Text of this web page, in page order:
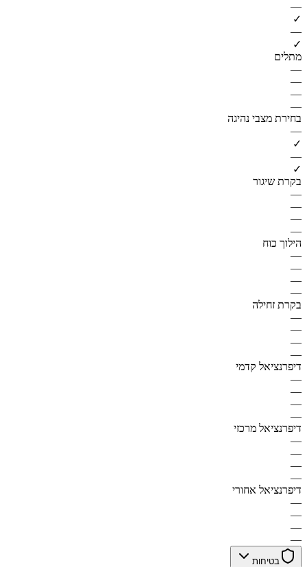
—
✓
—
✓
מתלים
—
—
—
—
בחירת מצבי נהיגה
—
✓
—
✓
בקרת שיגור
—
—
—
—
הילוך כוח
—
—
—
—
בקרת זחילה
—
—
—
—
דיפרנציאל קדמי
—
—
—
—
דיפרנציאל מרכזי
—
—
—
—
דיפרנציאל אחורי
—
—
—
—
בטיחות